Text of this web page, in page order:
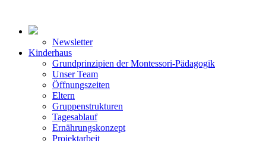
Newsletter
Kinderhaus
Grundprinzipien der Montessori-Pädagogik
Unser Team
Öffnungszeiten
Eltern
Gruppenstrukturen
Tagesablauf
Ernährungskonzept
Projektarbeit